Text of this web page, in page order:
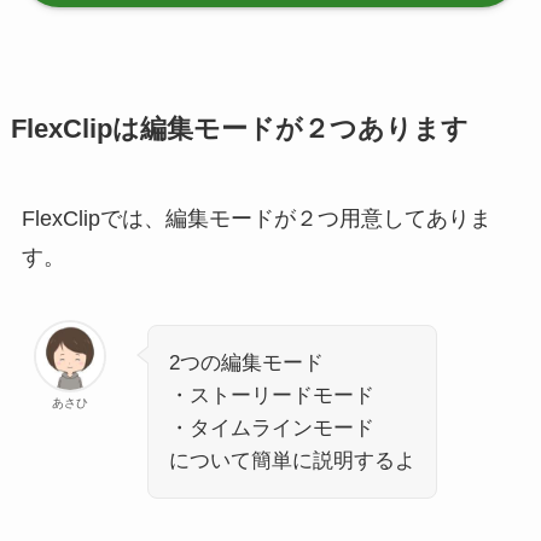
FlexClipは編集モードが２つあります
FlexClipでは、編集モードが２つ用意してありま
す。
あさひ
2つの編集モード
・ストーリードモード
・タイムラインモード
について簡単に説明するよ